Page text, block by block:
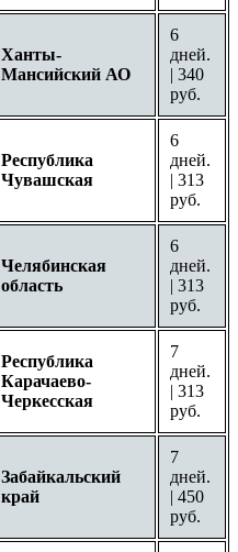
Ханты-
Мансийский АО
6
дней.
| 340
руб.
Республика
Чувашская
6
дней.
| 313
руб.
Челябинская
область
6
дней.
| 313
руб.
Республика
Карачаево-
Черкесская
7
дней.
| 313
руб.
Забайкальский
край
7
дней.
| 450
руб.